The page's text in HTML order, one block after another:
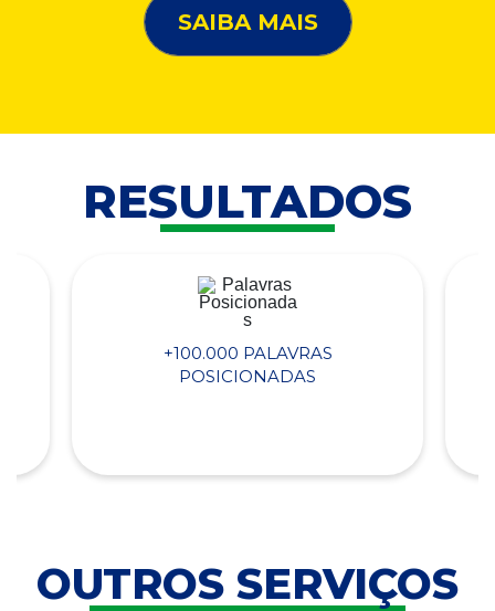
SAIBA MAIS
RESULTADOS
+100.000 PALAVRAS
POSICIONADAS
OUTROS SERVIÇOS